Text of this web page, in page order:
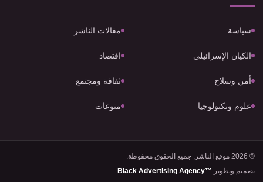
سياسة مقالات الناشر
الكيان الإسرائيلي اقتصاد
أمن وسلاح ثقافة ومجتمع
علوم وتكنولوجيا منوعات
© 2026 موقع الناشر. جميع الحقوق محفوظة.
تصميم وتطوير Black Advertising Agency™
.